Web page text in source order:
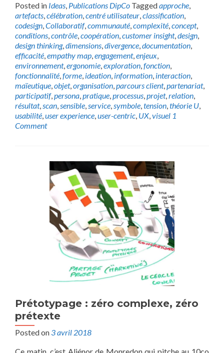
Posted in Ideas, Publications DipCo Taggedapproche,
artefacts,célébration,centré utilisateur,classification,
codesign,Collaboratif,communauté,complexité,concept,
conditions,contrôle,coopération,customer insight,design,
design thinking,dimensions,divergence,documentation,
efficacité,empathy map,engagement,enjeux,
environnement,ergonomie,exploration,fonction,
fonctionnalité,forme, ideation, information, interaction,
maïeutique,objet,organisation,parcours client,partenariat,
participatif,persona,pratique,processus,projet,relation,
résultat,scan,sensible,service,symbole,tension,théorie U,
usabilité,user experience,user-centric, UX,visuel 1
Comment
Prétotypage : zéro complexe, zéro
prétexte
Posted on 3 avril 2018